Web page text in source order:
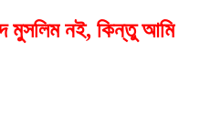
মুসলিম নই, কিন্তু আমি